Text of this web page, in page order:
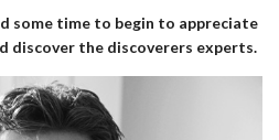
some time to begin to appreciate
discover the discoverers experts.